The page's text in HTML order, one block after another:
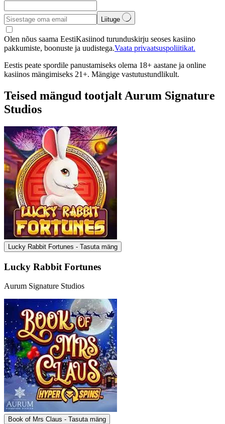
Liituge
Olen nõus saama EestiKasiinod turunduskirju seoses kasiino
pakkumiste, boonuste ja uudistega.Vaata privaatsuspoliitikat.
Eestis peate spordile panustamiseks olema 18+ aastane ja online
kasiinos mängimiseks 21+. Mängige vastutustundlikult.
Teised mängud tootjalt Aurum Signature
Studios
Lucky Rabbit Fortunes - Tasuta mäng
Lucky Rabbit Fortunes
Aurum Signature Studios
Book of Mrs Claus - Tasuta mäng